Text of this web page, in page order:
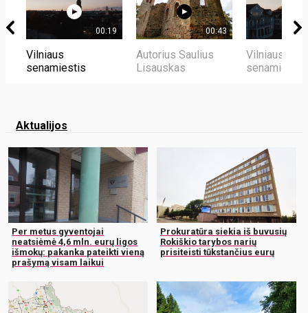
00:19
Vilniaus
senamiestis
00:43
Autorius Saulius
Lisauskas
Vilniaus
senamiestis
Aktualijos
Per metus gyventojai
neatsiėmė 4,6 mln. eurų ligos
išmokų: pakanka pateikti vieną
prašymą visam laikui
Prokuratūra siekia iš buvusių
Rokiškio tarybos narių
prisiteisti tūkstančius eurų